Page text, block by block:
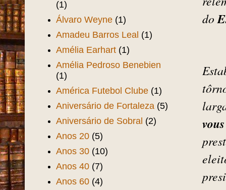
do
aldeota
Alfândega (15)
Alfredo Salgado (10)
Alto da Balança (1)
Álvaro da Cunha Mendes
(1)
Álvaro Weyne (1)
Amadeu Barros Leal (1)
Amélia Earhart (1)
Amélia Pedroso Benebien
(1)
América Futebol Clube
Aniversário de Fortaleza